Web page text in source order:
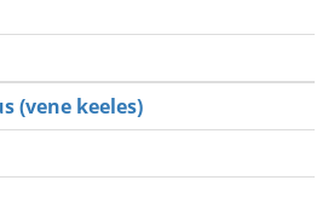
(vene keeles)